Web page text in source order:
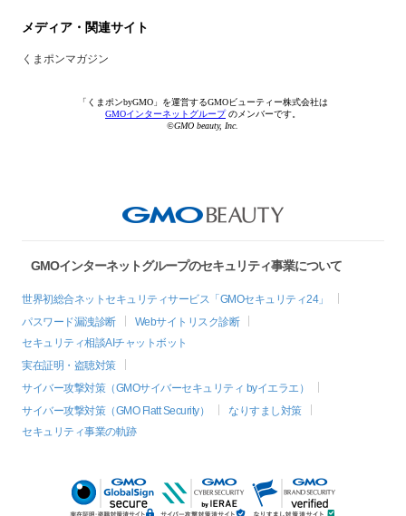
メディア・関連サイト
くまポンマガジン
「くまポンbyGMO」を運営するGMOビューティー株式会社は
GMOインターネットグループのメンバーです。
©GMO beauty, Inc.
GMOインターネットグループのセキュリティ事業について
世界初総合ネットセキュリティサービス「GMOセキュリティ24」
パスワード漏洩診断
Webサイトリスク診断
セキュリティ相談AIチャットボット
実在証明・盗聴対策
サイバー攻撃対策（GMOサイバーセキュリティ byイエラエ）
サイバー攻撃対策（GMO Flatt Security）
なりすまし対策
セキュリティ事業の軌跡